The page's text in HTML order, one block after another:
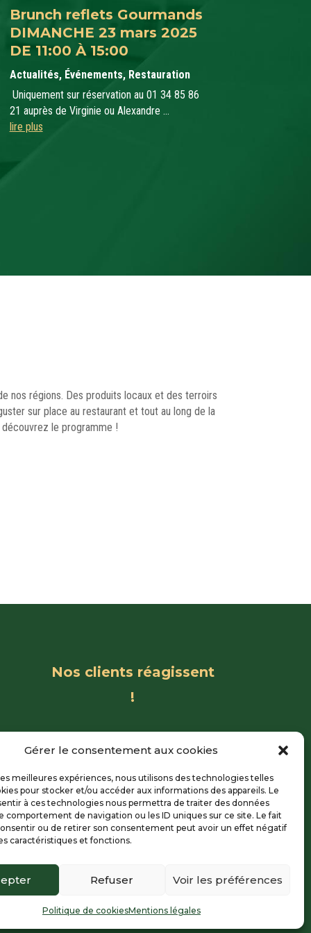
Gérer le consentement aux cookies
meilleures expériences, nous utilisons des technologies telles
pour stocker et/ou accéder aux informations des appareils. Le
à ces technologies nous permettra de traiter des données
comportement de navigation ou les ID uniques sur ce site. Le fait
ou de retirer son consentement peut avoir un effet négatif
caractéristiques et fonctions.
Refuser Voir les préférences
Politique de cookiesMentions légales
Brunch reflets Gourmands
DIMANCHE 23 mars 2025
DE 11:00 À 15:00
Actualités, Événements, Restauration
Uniquement sur réservation au 01 34 85 86
21 auprès de Virginie ou Alexandre ...
lire plus
nos régions. Des produits locaux et des terroirs
sur place au restaurant et tout au long de la
le programme !
Nos clients réagissent
!
parCréation Impression